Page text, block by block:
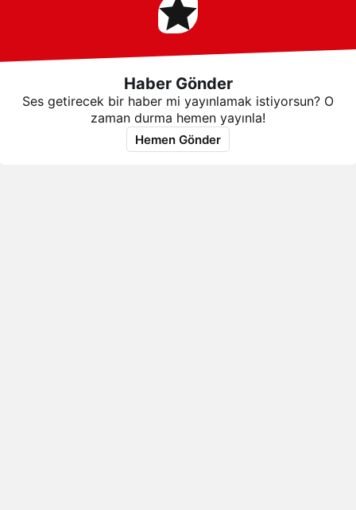
Haber Gönder
Ses getirecek bir haber mi yayınlamak istiyorsun? O
zaman durma hemen yayınla!
Hemen Gönder